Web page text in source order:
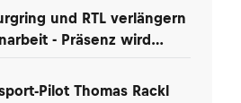
und RTL verlängern
- Präsenz wird
Pilot Thomas Rackl